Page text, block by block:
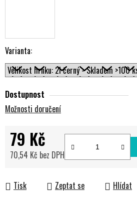
Varianta:
Dostupnost
Možnosti doručení
79 Kč
70,54 Kč bez DPH
Tisk Zeptat se Hlídat